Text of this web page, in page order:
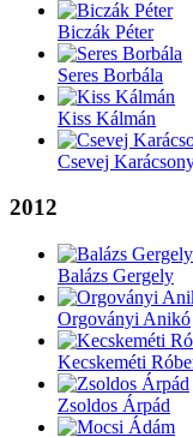
Biczák Péter
Seres Borbála
Kiss Kálmán
Csevej
2012
Balázs Gergely
Orgoványi Anikó
Kecskeméti
Zsoldos Árpád